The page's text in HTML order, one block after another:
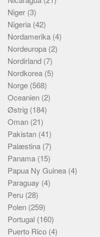
Niger (3)
Nigeria (42)
Nordamerika (4)
Nordeuropa (2)
Nordirland (7)
Nordkorea (5)
Norge (568)
Oceanien (2)
Østrig (184)
Oman (21)
Pakistan (41)
Palæstina (7)
Panama (15)
Papua Ny Guinea (4)
Paraguay (4)
Peru (28)
Polen (259)
Portugal (160)
Puerto Rico (4)